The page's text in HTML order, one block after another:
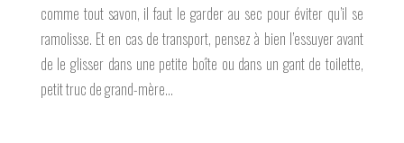
comme tout savon, il faut le garder au sec pour éviter qu’il se
ramolisse. Et en cas de transport, pensez à bien l’essuyer avant
de le glisser dans une petite boîte ou dans un gant de toilette,
petit truc de grand-mère…